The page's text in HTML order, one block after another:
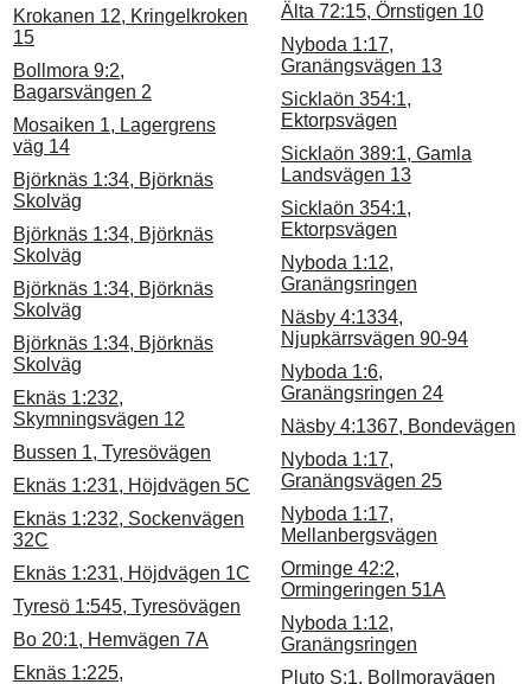
Krokanen 12, Kringelkroken
15
Bollmora 9:2,
Bagarsvängen 2
Mosaiken 1, Lagergrens
väg 14
Björknäs 1:34, Björknäs
Skolväg
Björknäs 1:34, Björknäs
Skolväg
Björknäs 1:34, Björknäs
Skolväg
Björknäs 1:34, Björknäs
Skolväg
Eknäs 1:232,
Skymningsvägen 12
Bussen 1, Tyresövägen
Eknäs 1:231, Höjdvägen 5C
Eknäs 1:232, Sockenvägen
32C
Eknäs 1:231, Höjdvägen 1C
Tyresö 1:545, Tyresövägen
Bo 20:1, Hemvägen 7A
Eknäs 1:225,
Älta 72:15, Örnstigen 10
Nyboda 1:17,
Granängsvägen 13
Sicklaön 354:1,
Ektorpsvägen
Sicklaön 389:1, Gamla
Landsvägen 13
Sicklaön 354:1,
Ektorpsvägen
Nyboda 1:12,
Granängsringen
Näsby 4:1334,
Njupkärrsvägen 90-94
Nyboda 1:6,
Granängsringen 24
Näsby 4:1367, Bondevägen
Nyboda 1:17,
Granängsvägen 25
Nyboda 1:17,
Mellanbergsvägen
Orminge 42:2,
Ormingeringen 51A
Nyboda 1:12,
Granängsringen
Pluto S:1, Bollmoravägen